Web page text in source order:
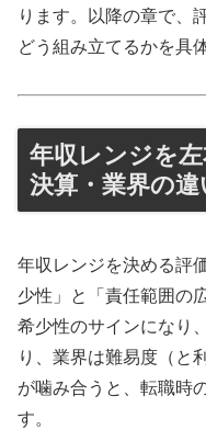
ります。以降の章で、
どう組み立てるかを具
年収レンジを
決算・業界の違
年収レンジを決める評
少性」と「責任範囲の
希少性のサインになり
り、業界は難易度（と
が噛み合うと、転職時
す。